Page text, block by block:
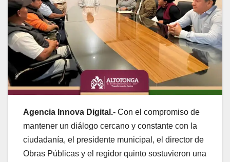
Agencia Innova Digital.- Con el compromiso de
mantener un diálogo cercano y constante con la
ciudadanía, el presidente municipal, el director de
Obras Públicas y el regidor quinto sostuvieron una